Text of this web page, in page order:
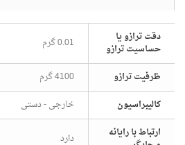
دقت ترازو یا
حساسیت ترازو
0.01 گرم
ظرفیت ترازو
4100 گرم
کالیبراسیون
خارجی - دستی
ارتباط با رایانه
دارد